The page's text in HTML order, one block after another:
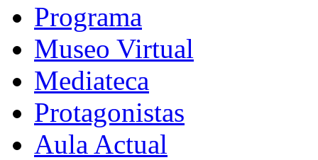
Programa
Museo Virtual
Mediateca
Protagonistas
Aula Actual